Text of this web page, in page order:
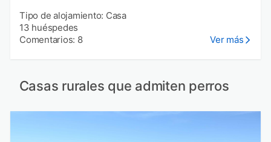
Tipo de alojamiento: Casa
13 huéspedes
Comentarios: 8
Ver más
Casas rurales que admiten perros